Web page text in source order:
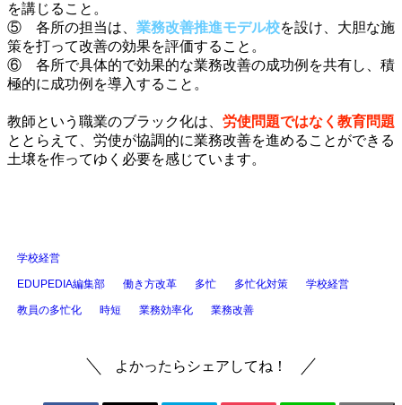
を講じること。
⑤ 各所の担当は、 業務改善推進モデル校を設け、大胆な施
策を打って改善の効果を評価すること。
⑥ 各所で具体的で効果的な業務改善の成功例を共有し、積
極的に成功例を導入すること。
教師という職業のブラック化は、 労使問題ではなく教育問題
ととらえて、労使が協調的に業務改善を進めることができる
土壌を作ってゆく必要を感じています。
学校経営
EDUPEDIA編集部 働き方改革 多忙 多忙化対策 学校経営
教員の多忙化 時短 業務効率化 業務改善
よかったらシェアしてね！